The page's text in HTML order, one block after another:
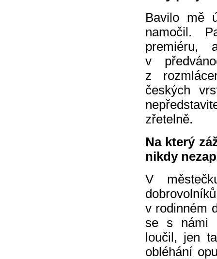
Bavilo mě
namočil.
premiéru,
v
z
českých
zřetelně.
Na který
nikdy
V
v rodinném
se s námi
loučil, jen
obléhání